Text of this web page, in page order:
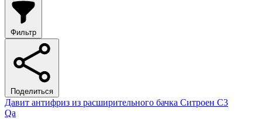
Фильтр
Поделиться
Давит антифриз из расширительного бачка Ситроен С3
Qa